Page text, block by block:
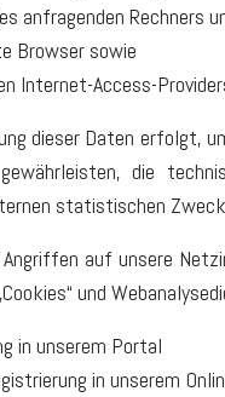
anfragenden Rechners
Browser sowie
Internet-Access-
dieser Daten erfolgt,
die
statistischen
Angriffen auf unsere
und
in unserem Portal
in unserem